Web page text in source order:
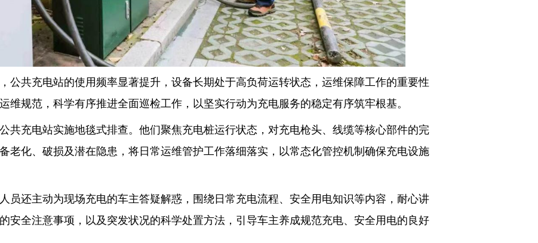
共充电站的使用频率显著提升，设备长期处于高负荷运转状态，运维保障工作的重要性
维规范，科学有序推进全面巡检工作，以坚实行动为充电服务的稳定有序筑牢根基。
充电站实施地毯式排查。他们聚焦充电桩运行状态，对充电枪头、线缆等核心部件的完
老化、破损及潜在隐患，将日常运维管护工作落细落实，以常态化管控机制确保充电设施
还主动为现场充电的车主答疑解惑，围绕日常充电流程、安全用电知识等内容，耐心讲
安全注意事项，以及突发状况的科学处置方法，引导车主养成规范充电、安全用电的良好